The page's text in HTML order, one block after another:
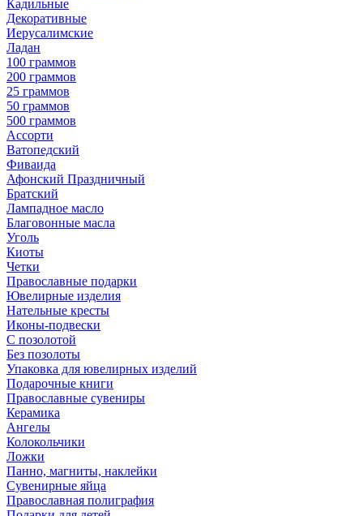
Кадильные
Декоративные
Иерусалимские
Ладан
100 граммов
200 граммов
25 граммов
50 граммов
500 граммов
Ассорти
Ватопедский
Фиваида
Афонский Праздничный
Братский
Лампадное масло
Благовонные масла
Уголь
Киоты
Четки
Православные подарки
Ювелирные изделия
Нательные кресты
Иконы-подвески
С позолотой
Без позолоты
Упаковка для ювелирных изделий
Подарочные книги
Православные сувениры
Керамика
Ангелы
Колокольчики
Ложки
Панно, магниты, наклейки
Сувенирные яйца
Православная полиграфия